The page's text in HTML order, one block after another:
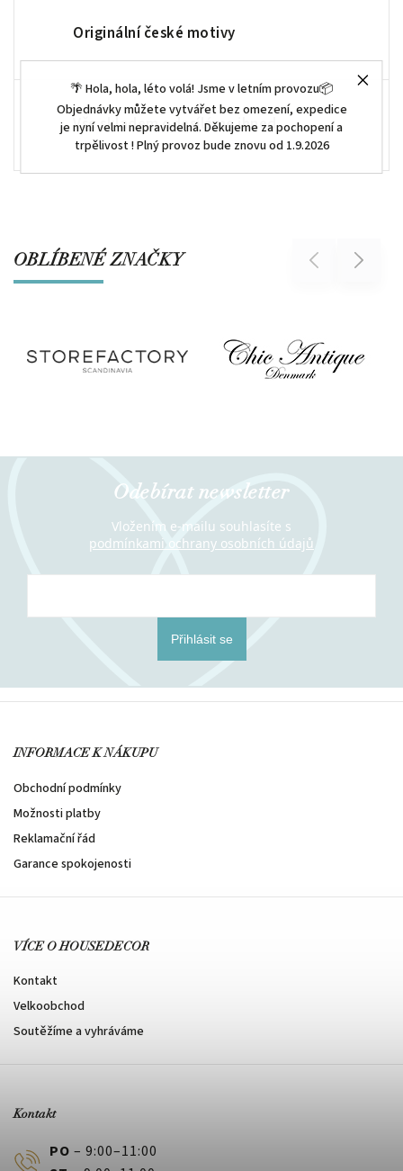
🌴 Hola, hola, léto volá! Jsme v letním provozu📦
Objednávky můžete vytvářet bez omezení, expedice
je nyní velmi nepravidelná. Děkujeme za pochopení a
trpělivost ! Plný provoz bude znovu od 1.9.2026
Originální české motivy
Vše skladem odesíláme ihned
OBLÍBENÉ ZNAČKY Previous Next
Odebírat newsletter
Vložením e-mailu souhlasíte s
podmínkami ochrany osobních údajů
Přihlásit se
INFORMACE K NÁKUPU
Obchodní podmínky
Možnosti platby
Reklamační řád
Garance spokojenosti
VÍCE O HOUSEDECOR
Kontakt
Velkoobchod
Soutěžíme a vyhráváme
Kontakt
PO – 9:00–11:00